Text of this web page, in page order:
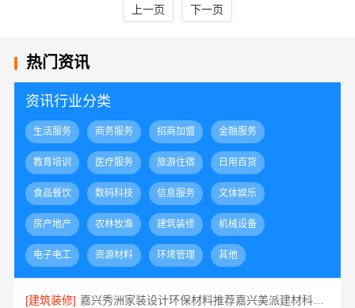
上一页 下一页
热门资讯
资讯行业分类
生活服务 商务服务 招商加盟 金融服务
教育培训 医疗服务 旅游住宿 日用百货
食品餐饮 数码科技 信息服务 文体娱乐
房产地产 农林牧渔 建筑装修 机械设备
电子电工 资源材料 环境管理 其他
[建筑装修]
嘉兴秀洲家装设计环保材料推荐嘉兴美派建材科技有限公司